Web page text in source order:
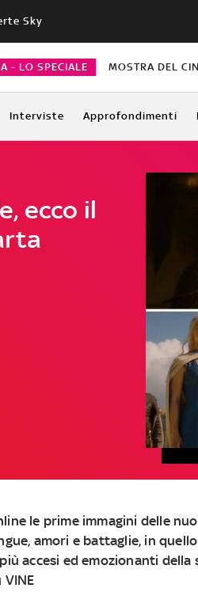
Sky
- LO SPECIALE MOSTRA DEL
Interviste Approfondimenti
ecco il
le prime immagini delle
amori e battaglie, in
accesi ed emozionanti della